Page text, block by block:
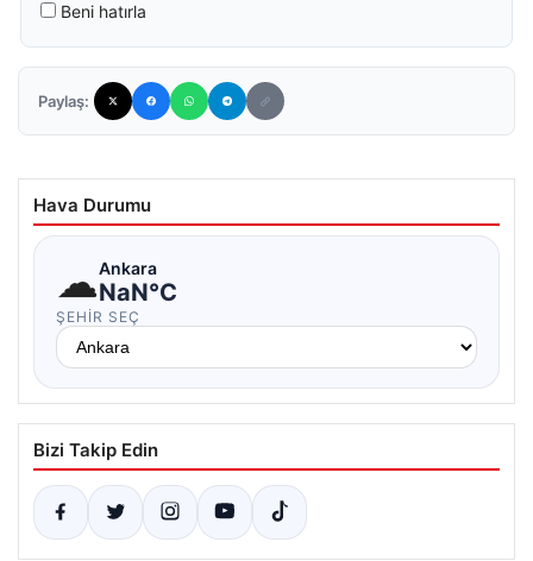
Beni hatırla
Paylaş:
Hava Durumu
☁Ankara
NaN°C
ŞEHIR SEÇ
Bizi Takip Edin